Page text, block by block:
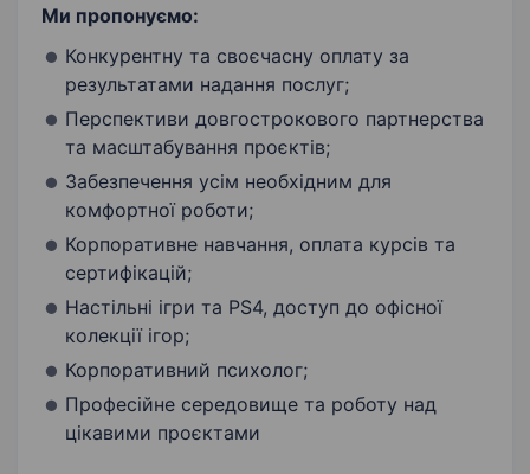
Ми пропонуємо:
Конкурентну та своєчасну оплату за
результатами надання послуг;
Перспективи довгострокового партнерства
та масштабування проєктів;
Забезпечення усім необхідним для
комфортної роботи;
Корпоративне навчання, оплата курсів та
сертифікацій;
Настільні ігри та PS4, доступ до офісної
колекції ігор;
Корпоративний психолог;
Професійне середовище та роботу над
цікавими проєктами